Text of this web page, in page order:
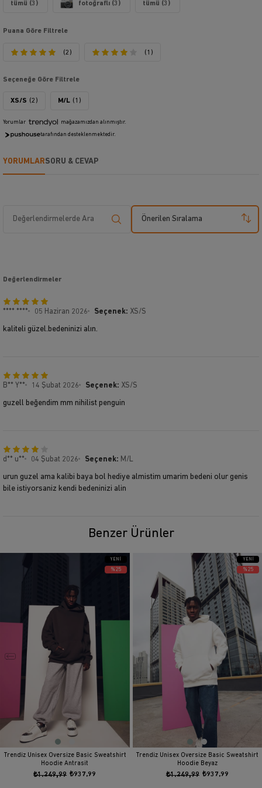
tümü (3) fotoğraflı (3) tümü (3)
Puana Göre Filtrele
(2) (1)
Seçeneğe Göre Filtrele
XS/S (2) M/L (1)
Yorumlar mağazamızdan alınmıştır.
tarafından desteklenmektedir.
YORUMLARSORU & CEVAP
Önerilen Sıralama
Değerlendirmeler
**** **** 05 Haziran 2026 Seçenek: XS/S
kaliteli güzel.bedeninizi alın.
B** Y** 14 Şubat 2026 Seçenek: XS/S
guzell beğendim mm nihilist penguin
d** u** 04 Şubat 2026 Seçenek: M/L
urun guzel ama kalibi baya bol hediye almistim umarim bedeni olur genis
bile istiyorsaniz kendi bedeninizi alin
Benzer Ürünler
Trendiz Unisex Oversize Basic Sweatshirt
Hoodie Antrasit
₺937,99
₺1.249,99
YENI
ÜRÜN
%25
Trendiz Unisex Oversize Basic Sweatshirt
Hoodie Beyaz
₺937,99
₺1.249,99
YENI
ÜRÜN
%25